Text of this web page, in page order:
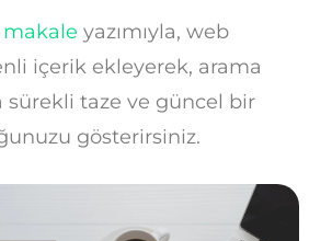
yazımıyla, web
içerik ekleyerek, arama
sürekli taze ve güncel bir
gösterirsiniz.